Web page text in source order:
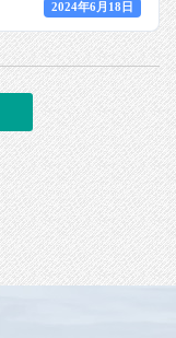
2024年6月18日